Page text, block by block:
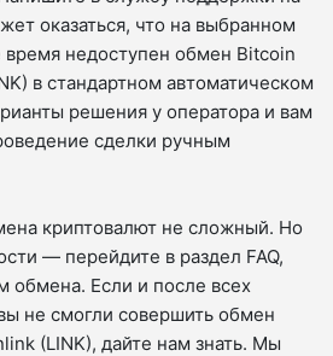
оказаться, что на выбранном
время недоступен обмен Bitcoin
в стандартном автоматическом
решения у оператора и вам
сделки ручным
криптовалют не сложный. Но
— перейдите в раздел FAQ,
обмена. Если и после всех
не смогли совершить обмен
(LINK), дайте нам знать. Мы